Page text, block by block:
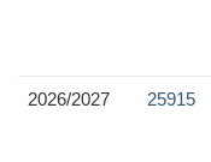
2026/2027 25915